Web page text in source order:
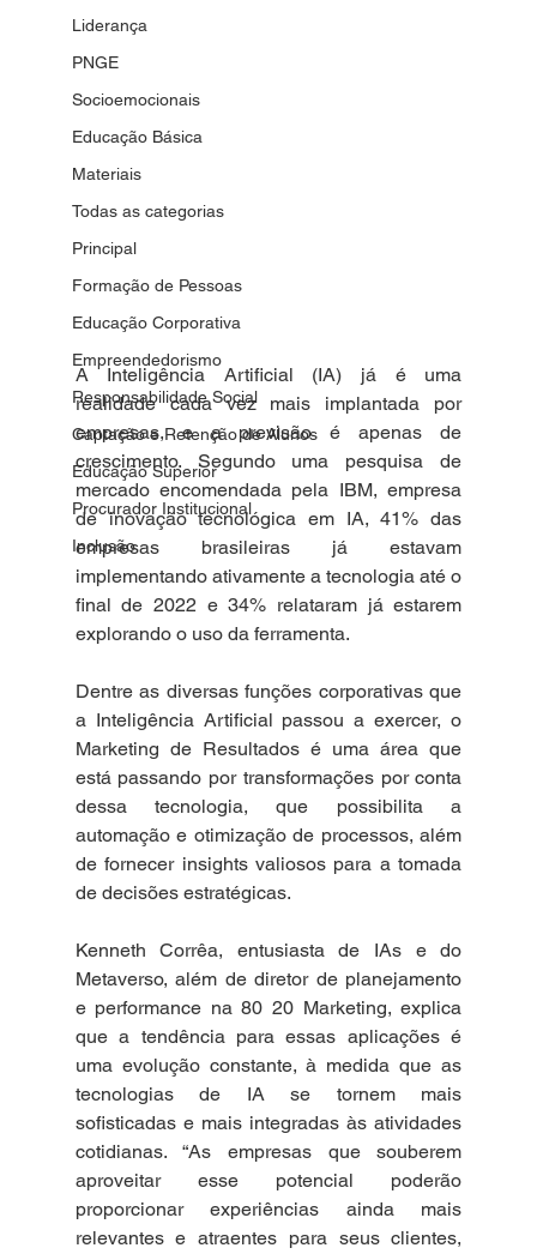
Liderança
PNGE
Socioemocionais
Educação Básica
Materiais
Todas as categorias
Principal
Formação de Pessoas
Educação Corporativa
Empreendedorismo
Responsabilidade Social
Captação e Retenção de Alunos
Educação Superior
Procurador Institucional
Inclusão
A Inteligência Artificial (IA) já é uma
realidade cada vez mais implantada por
empresas, e a previsão é apenas de
crescimento. Segundo uma pesquisa de
mercado encomendada pela IBM, empresa
de inovação tecnológica em IA, 41% das
empresas brasileiras já estavam
implementando ativamente a tecnologia até o
final de 2022 e 34% relataram já estarem
explorando o uso da ferramenta.
Dentre as diversas funções corporativas que
a Inteligência Artificial passou a exercer, o
Marketing de Resultados é uma área que
está passando por transformações por conta
dessa tecnologia, que possibilita a
automação e otimização de processos, além
de fornecer insights valiosos para a tomada
de decisões estratégicas.
Kenneth Corrêa, entusiasta de IAs e do
Metaverso, além de diretor de planejamento
e performance na 80 20 Marketing, explica
que a tendência para essas aplicações é
uma evolução constante, à medida que as
tecnologias de IA se tornem mais
sofisticadas e mais integradas às atividades
cotidianas. “As empresas que souberem
aproveitar esse potencial poderão
proporcionar experiências ainda mais
relevantes e atraentes para seus clientes,